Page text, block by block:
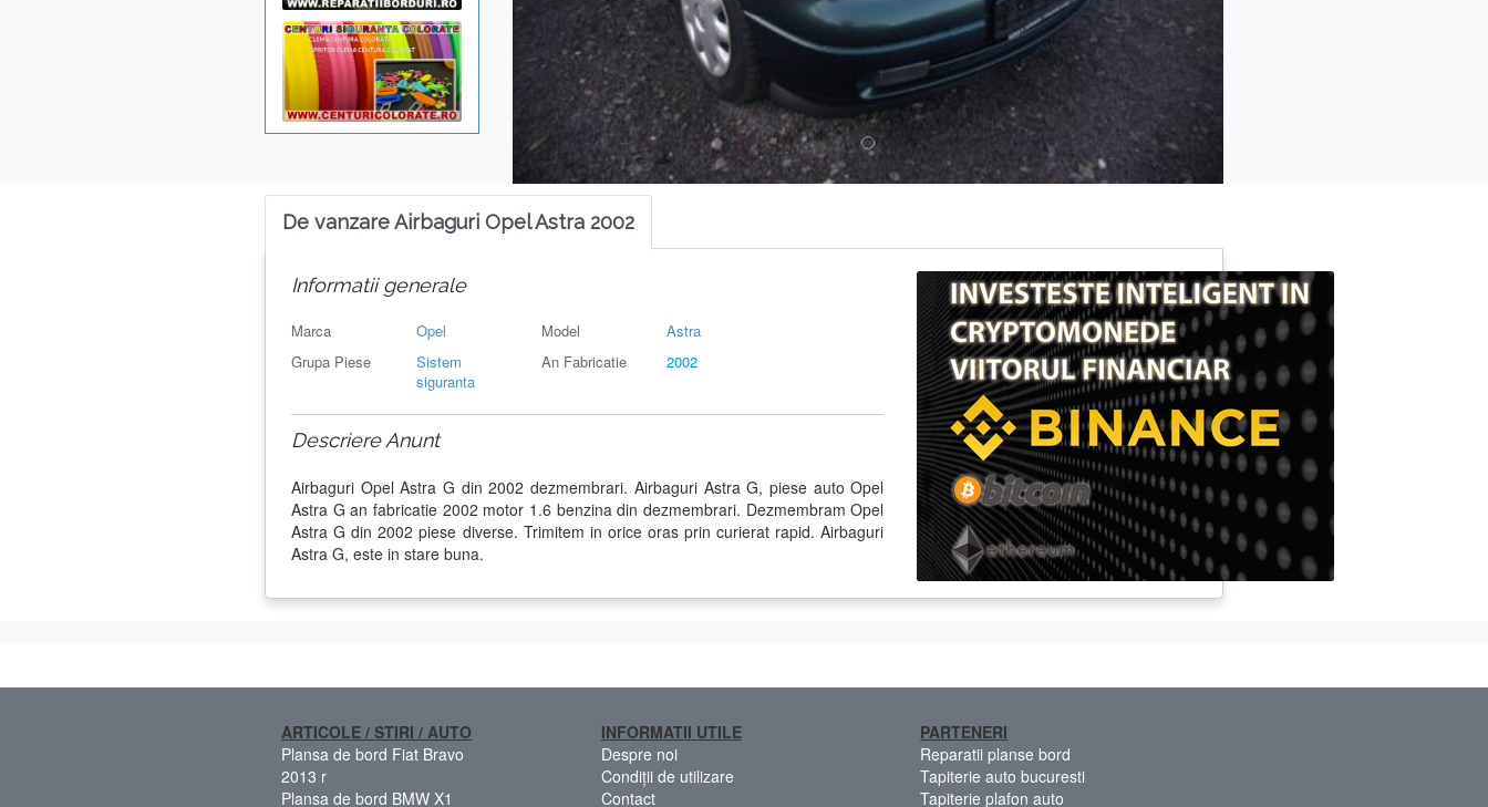
De vanzare Airbaguri Opel Astra 2002
Informatii generale
Marca Opel Model
Astra
Grupa Piese
Sistem
siguranta
An Fabricatie 2002
Descriere Anunt
Airbaguri Opel Astra G din 2002 dezmembrari. Airbaguri Astra G, piese auto Opel
Astra G an fabricatie 2002 motor 1.6 benzina din dezmembrari. Dezmembram Opel
Astra G din 2002 piese diverse. Trimitem in orice oras prin curierat rapid. Airbaguri
Astra G, este in stare buna.
ARTICOLE / STIRI / AUTO
Plansa de bord Fiat Bravo
2013 r
Plansa de bord BMW X1
INFORMATII UTILE
Despre noi
Condiții de utilizare
Contact
PARTENERI
Reparatii planse bord
Tapiterie auto bucuresti
Tapiterie plafon auto